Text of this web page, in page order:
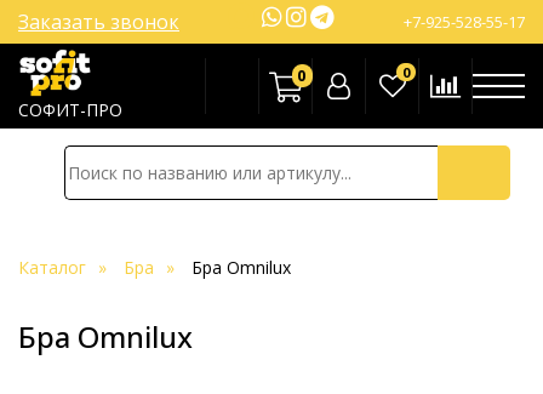
СОФИТ-ПРО
+7-925-528-55-17
Заказать звонок
0 0
Каталог Бра Бра Omnilux
Бра Omnilux